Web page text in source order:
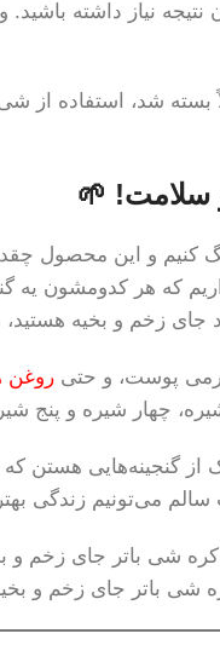
نیاز داشته
شد، استفاده
سلامت! 🌱
کنیم و این محصول
که هر کدومشون
جای زخم و بخیه
پوست، و حتی روغن
چهار شیره و پنج
از گنجینه‌هایی
سالم می‌تونیم زندگی
شی باتر جای زخم و